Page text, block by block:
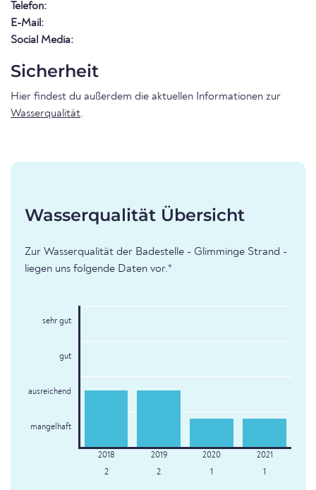
Telefon:
E-Mail:
Social Media:
Sicherheit
Hier findest du außerdem die aktuellen Informationen zur
Wasserqualität.
Wasserqualität Übersicht
Zur Wasserqualität der Badestelle - Glimminge Strand -
liegen uns folgende Daten vor.*
sehr gut
gut
ausreichend
mangelhaft
2 2 1 1